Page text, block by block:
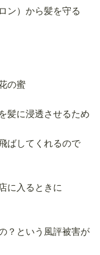
ン）から髪を守る
の蜜
髪に浸透させるため
ばしてくれるので
に入るときに
？という風評被害が